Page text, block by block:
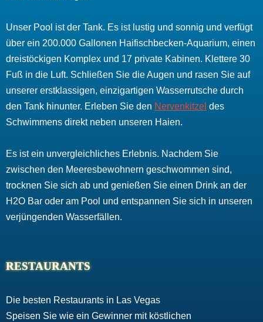
Unser Pool ist der Tank. Es ist lustig und sonnig und verfügt
über ein 200.000 Gallonen Haifischbecken-Aquarium, einen
dreistöckigen Komplex und 17 private Kabinen. Klettere 30
Fuß in die Luft. Schließen Sie die Augen und rasen Sie auf
unserer erstklassigen, einzigartigen Wasserrutsche durch
den Tank hinunter. Erleben Sie den Nervenkitzel des
Schwimmens direkt neben unseren Haien.
Es ist ein unvergleichliches Erlebnis. Nachdem Sie
zwischen den Meeresbewohnern geschwommen sind,
trocknen Sie sich ab und genießen Sie einen Drink an der
H2O Bar oder am Pool und entspannen Sie sich in unseren
verjüngenden Wasserfällen.
RESTAURANTS
Die besten Restaurants in Las Vegas
Speisen Sie wie ein Gewinner mit köstlichen